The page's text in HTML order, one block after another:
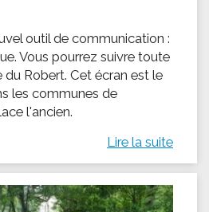
outil de communication :
Vous pourrez suivre toute
Robert. Cet écran est le
les communes de
l'ancien.
Lire la suite